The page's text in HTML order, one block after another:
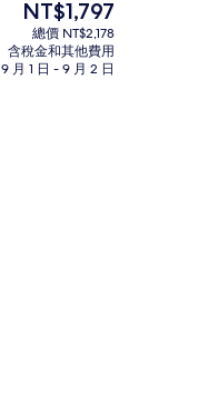
目
前
的
價
NT$1,797
總價 NT$2,178
含稅金和其他費用
9 月 1 日 - 9 月 2 日